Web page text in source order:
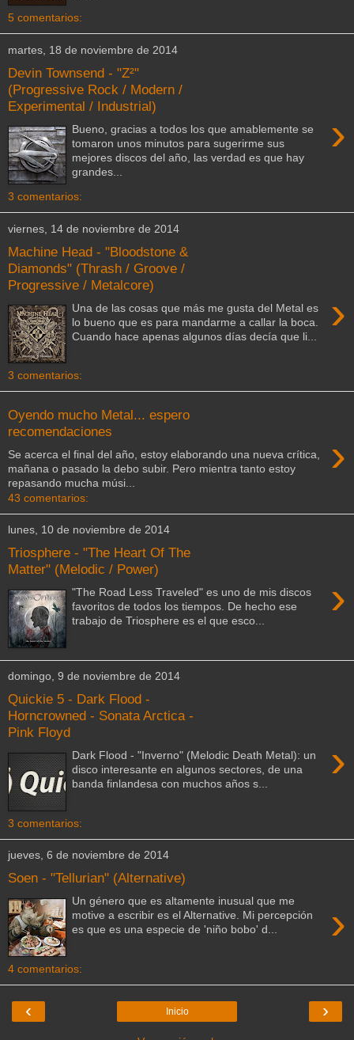
5 comentarios:
martes, 18 de noviembre de 2014
Devin Townsend - "Z²"
(Progressive Rock / Modern /
Experimental / Industrial)
›
Bueno, gracias a todos los que amablemente se
tomaron unos minutos para sugerirme sus
mejores discos del año, las verdad es que hay
grandes...
3 comentarios:
viernes, 14 de noviembre de 2014
Machine Head - "Bloodstone &
Diamonds" (Thrash / Groove /
Progressive / Metalcore)
›
Una de las cosas que más me gusta del Metal es
lo bueno que es para mandarme a callar la boca.
Cuando hace apenas algunos días decía que li...
3 comentarios:
Oyendo mucho Metal... espero
recomendaciones
›
Se acerca el final del año, estoy elaborando una nueva crítica,
mañana o pasado la debo subir. Pero mientra tanto estoy
repasando mucha músi...
43 comentarios:
lunes, 10 de noviembre de 2014
Triosphere - "The Heart Of The
Matter" (Melodic / Power)
›
"The Road Less Traveled" es uno de mis discos
favoritos de todos los tiempos. De hecho ese
trabajo de Triosphere es el que esco...
domingo, 9 de noviembre de 2014
Quickie 5 - Dark Flood -
Horncrowned - Sonata Arctica -
Pink Floyd
›
Dark Flood - "Inverno" (Melodic Death Metal): un
disco interesante en algunos sectores, de una
banda finlandesa con muchos años s...
3 comentarios:
jueves, 6 de noviembre de 2014
Soen - "Tellurian" (Alternative)
›
Un género que es altamente inusual que me
motive a escribir es el Alternative. Mi percepción
es que es una especie de 'niño bobo' d...
4 comentarios:
‹ ›
Inicio